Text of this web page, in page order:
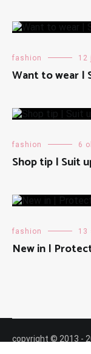
fashion 12
Want to wear
fashion 6
Shop tip | Suit
fashion 13
New in |
copyright © 2013 -